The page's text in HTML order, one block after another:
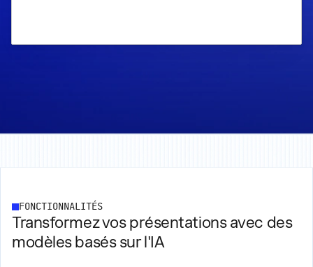
FONCTIONNALITÉS
Transformez vos présentations avec des
modèles basés sur l'IA